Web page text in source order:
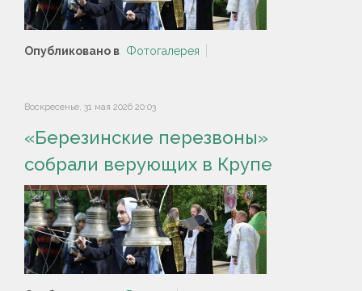
Опубликовано в Фотогалерея
Воскресенье, 31 мая 2026 20:03
«Березинские перезвоны»
собрали верующих в Крупе